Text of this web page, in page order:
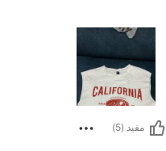
مفيد (5)